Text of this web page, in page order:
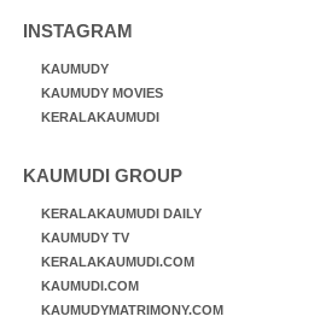
INSTAGRAM
KAUMUDY
KAUMUDY MOVIES
KERALAKAUMUDI
KAUMUDI GROUP
KERALAKAUMUDI DAILY
KAUMUDY TV
KERALAKAUMUDI.COM
KAUMUDI.COM
KAUMUDYMATRIMONY.COM